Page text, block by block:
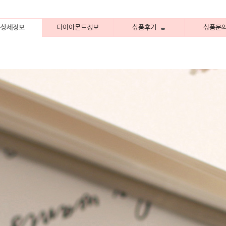
세정보 다이아몬드정보 상품후기 상품문